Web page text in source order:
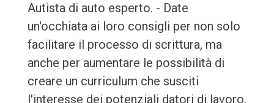
Autista di auto esperto. - Date
un'occhiata ai loro consigli per non solo
facilitare il processo di scrittura, ma
anche per aumentare le possibilità di
creare un curriculum che susciti
l'interesse dei potenziali datori di lavoro.